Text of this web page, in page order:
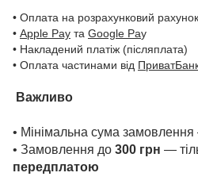
• Оплата на розрахунковий
• Apple Pay та Google Pay
• Накладений платіж (післяплата)
• Оплата частинами від
Важливо
• Мінімальна сума
• Замовлення до 300 грн —
передплатою